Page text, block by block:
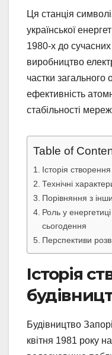
Ця станція
української
1980-х до сучасних
виробництво
частки загального
ефективність
стабільності
Table of
Історія
Технічні
Порівняння з
Роль у
сьогодення
Перспективи
Історія
Будівництво
квітня 1981 року